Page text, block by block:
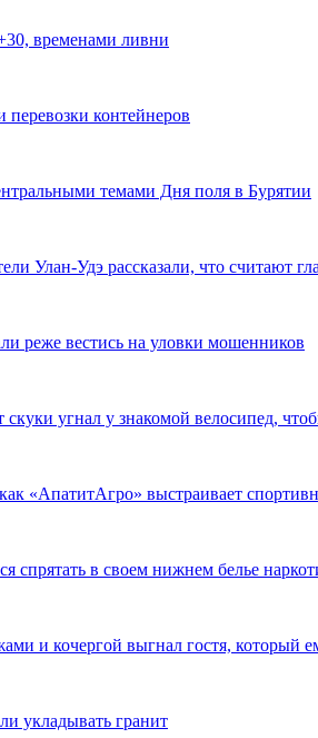
временами ливни
контейнеров
темами Дня поля в Бурятии
Улан-Удэ рассказали, что считают
реже вестись на уловки мошенников
угнал у знакомой велосипед,
«АпатитАгро» выстраивает
спрятать в своем нижнем белье
и кочергой выгнал гостя, который
укладывать гранит